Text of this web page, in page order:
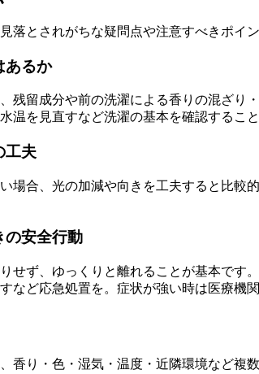
落とされがちな疑問点や注意すべきポイ
あるか
残留成分や前の洗濯による香りの混ざり
温を見直すなど洗濯の基本を確認すること
工夫
場合、光の加減や向きを工夫すると比
の安全行動
せず、ゆっくりと離れることが基本で
など応急処置を。症状が強い時は医療機
香り・色・湿気・温度・近隣環境など